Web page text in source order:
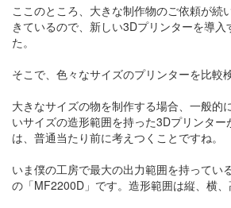
ここのところ、大きな制作物のご依頼が続
きているので、新しい3Dプリンターを導入
た。
そこで、色々なサイズのプリンターを比較
大きなサイズの物を制作する場合、一般的
いサイズの造形範囲を持った3Dプリンタ
は、普通当たり前に考えつくことですね。
いま僕の工房で最大の出力範囲を持ってい
の「MF2200D」です。造形範囲は縦、横、